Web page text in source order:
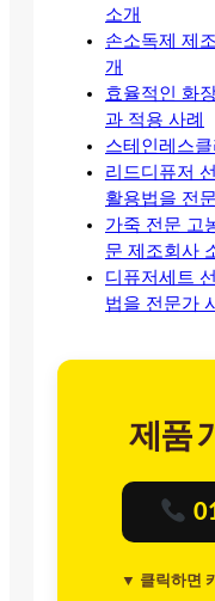
소개
손소독제 제
개
효율적인 화
과 적용 사례
스테인레스
리드디퓨저
활용법을 전
가죽 전문 고
문 제조회사
디퓨저세트
법을 전문가
제품
▼ 클릭하면